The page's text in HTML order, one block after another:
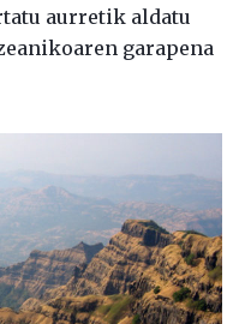
aurretik aldatu
garapena